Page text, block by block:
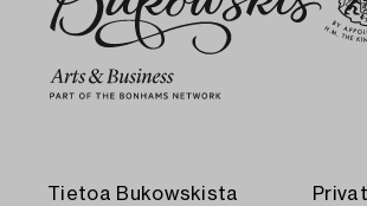
Tietoa Bukowskista